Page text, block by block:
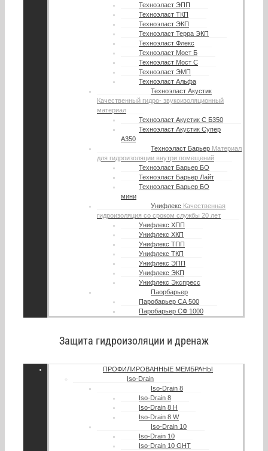
Техноэласт ЭПП
Техноэласт ТКП
Техноэласт ЭКП
Техноэласт Терра ЭКП
Техноэласт Флекс
Техноэласт Мост Б
Техноэласт Мост С
Техноэласт ЭМП
Техноэласт Альфа
Техноэласт Акустик
Качественный гидро- звукоизоляционный
материал
Техноэласт Акустик С Б350
Техноэласт Акустик Супер
А350
Техноэласт Барьер Материал
для гидроизоляции внутри помещений
Техноэласт Барьер БО
Техноэласт Барьер Лайт
Техноэласт Барьер БО
мини
Унифлекс Качественная
гидроизоляция со сроком службы 20 лет
Унифлекс ХПП
Унифлекс ХКП
Унифлекс ТПП
Унифлекс ТКП
Унифлекс ЭПП
Унифлекс ЭКП
Унифлекс Экспресс
Паорбарьер
Паробарьер СА 500
Паробарьер СФ 1000
Защита гидроизоляции и дренаж
ПРОФИЛИРОВАННЫЕ МЕМБРАНЫ
Iso-Drain
Iso-Drain 8
Iso-Drain 8
Iso-Drain 8 Н
Iso-Drain 8 W
Iso-Drain 10
Iso-Drain 10
Iso-Drain 10 GHT